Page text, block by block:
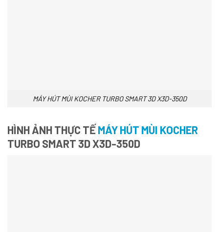
MÁY HÚT MÙI KOCHER TURBO SMART 3D X3D-350D
HÌNH ẢNH THỰC TẾMÁY HÚT MÙI KOCHER
TURBO SMART 3D X3D-350D